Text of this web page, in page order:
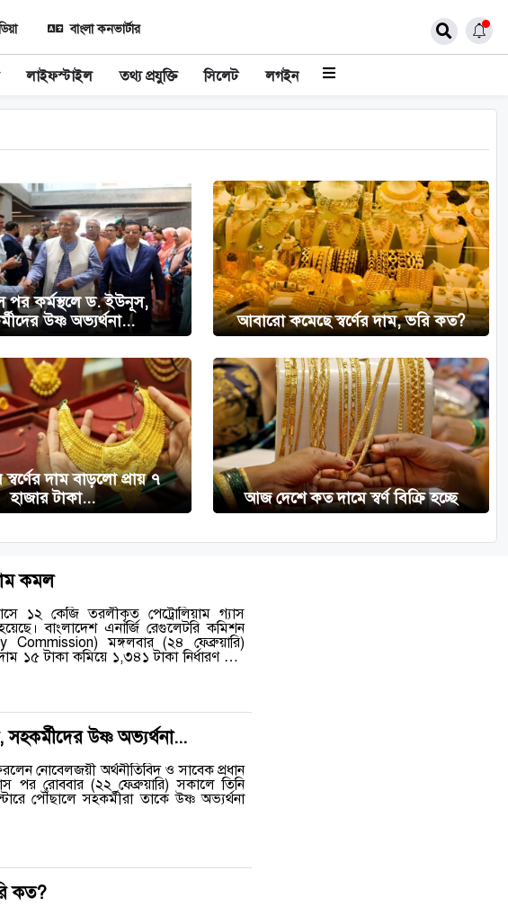
বাংলা কনভার্টার
লাইফস্টাইল তথ্য প্রযুক্তি সিলেট লগইন
পর কর্মস্থলে ড. ইউনূস,
উষ্ণ অভ্যর্থনা...
আবারো কমেছে স্বর্ণের দাম, ভরি কত?
স্বর্ণের দাম বাড়লো প্রায় ৭
হাজার টাকা...
আজ দেশে কত দামে স্বর্ণ বিক্রি হচ্ছে
কমল
১২ কেজি তরলীকৃত পেট্রোলিয়াম গ্যাস
বাংলাদেশ এনার্জি রেগুলেটরি কমিশন
মঙ্গলবার (২৪ ফেব্রুয়ারি)
১৫ টাকা কমিয়ে ১,৩৪১ টাকা নির্ধারণ করা
উষ্ণ অভ্যর্থনা...
নোবেলজয়ী অর্থনীতিবিদ ও সাবেক প্রধান
পর রোববার (২২ ফেব্রুয়ারি) সকালে তিনি
পৌঁছালে সহকর্মীরা তাকে উষ্ণ অভ্যর্থনা
কত?